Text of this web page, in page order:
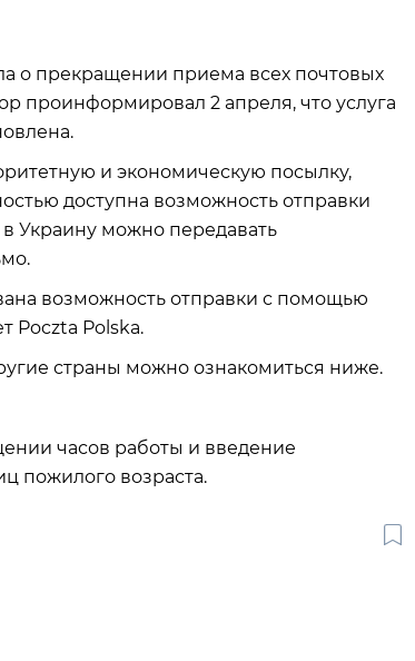
о прекращении приема всех почтовых
проинформировал 2 апреля, что услуга
и экономическую посылку,
доступна возможность отправки
Украину можно передавать
возможность отправки с помощью
Poczta Polska.
страны можно ознакомиться ниже.
часов работы и введение
пожилого возраста.